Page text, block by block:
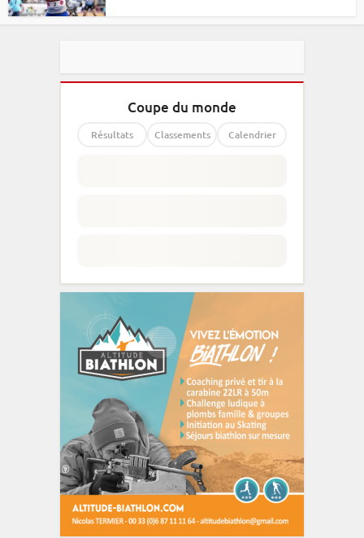
Coupe du monde
Résultats Classements Calendrier